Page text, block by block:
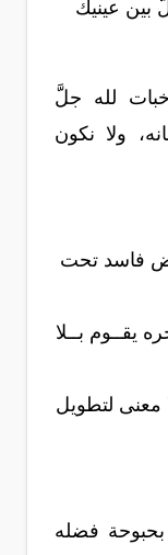
بين عينيك
لله جلَّ
ولا نكون
فاسد تحت
بــلا
معنى لتطويل
فضله